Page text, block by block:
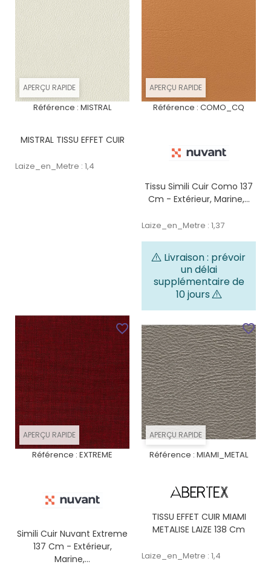
APERÇU RAPIDE
Référence : MISTRAL
MISTRAL TISSU EFFET CUIR
Laize_en_Metre : 1,4
APERÇU RAPIDE
Référence : COMO_CQ
Tissu Simili Cuir Como 137
Cm - Extérieur, Marine,...
Laize_en_Metre : 1,37
Livraison : prévoir
un délai
supplémentaire de
10 jours
APERÇU RAPIDE
Référence : EXTREME
Simili Cuir Nuvant Extreme
137 Cm - Extérieur,
Marine,...
favorite_border
APERÇU RAPIDE
Référence : MIAMI_METAL
TISSU EFFET CUIR MIAMI
METALISE LAIZE 138 Cm
Laize_en_Metre : 1,4
favorite_border